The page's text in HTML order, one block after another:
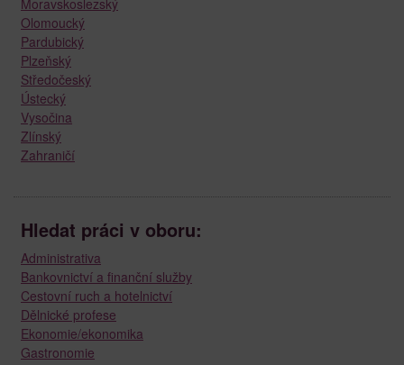
Olomoucký
Pardubický
Plzeňský
Středočeský
Ústecký
Vysočina
Zlínský
Zahraničí
Hledat práci v oboru:
Administrativa
Bankovnictví a finanční služby
Cestovní ruch a hotelnictví
Dělnické profese
Ekonomie/ekonomika
Gastronomie